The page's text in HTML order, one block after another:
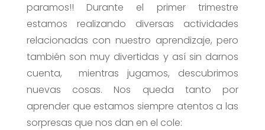
paramos!! Durante el primer trimestre
estamos realizando diversas actividades
relacionadas con nuestro aprendizaje, pero
también son muy divertidas y así sin darnos
cuenta, mientras jugamos, descubrimos
nuevas cosas. Nos queda tanto por
aprender que estamos siempre atentos a las
sorpresas que nos dan en el cole: